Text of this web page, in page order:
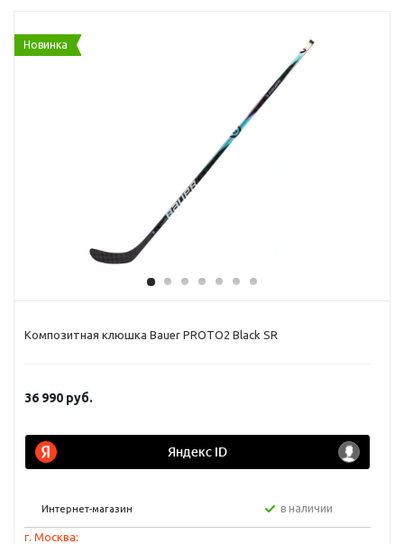
Новинка
Композитная клюшка Bauer PROTO2 Black SR
36 990 руб.
Интернет-магазин в наличии
г. Москва: